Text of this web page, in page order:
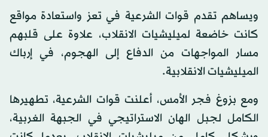
ويساهم تقدم قوات الشرعية في تعز واستعادة مواقع
كانت خاضعة لميليشيات الانقلاب، علاوة على قلبهم
مسار المواجهات من الدفاع إلى الهجوم، في إرباك
الميليشيات الانقلابية.
ومع بزوغ فجر الأمس، أعلنت قوات الشرعية، تطهيرها
الكامل لجبل الهان الاستراتيجي في الجبهة الغربية،